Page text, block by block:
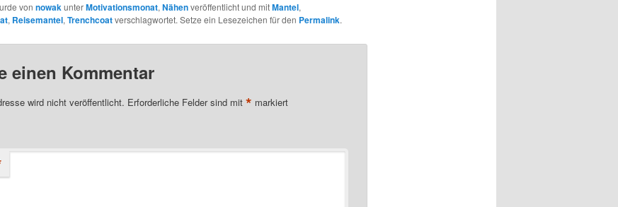
von nowakunterMotivationsmonat, Nähenveröffentlicht und mitMantel,
, Reisemantel, Trenchcoatverschlagwortet. Setze ein Lesezeichen für den Permalink.
einen Kommentar
wird nicht veröffentlicht. Erforderliche Felder sind mit * markiert